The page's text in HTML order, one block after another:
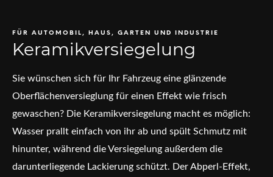
FÜR AUTOMOBIL, HAUS, GARTEN UND INDUSTRIE
Keramikversiegelung
Sie wünschen sich für Ihr Fahrzeug eine glänzende
Oberflächenversieglung für einen Effekt wie frisch
gewaschen? Die Keramikversiegelung macht es möglich:
Wasser prallt einfach von ihr ab und spült Schmutz mit
hinunter, während die Versiegelung außerdem die
darunterliegende Lackierung schützt. Der Abperl-Effekt,